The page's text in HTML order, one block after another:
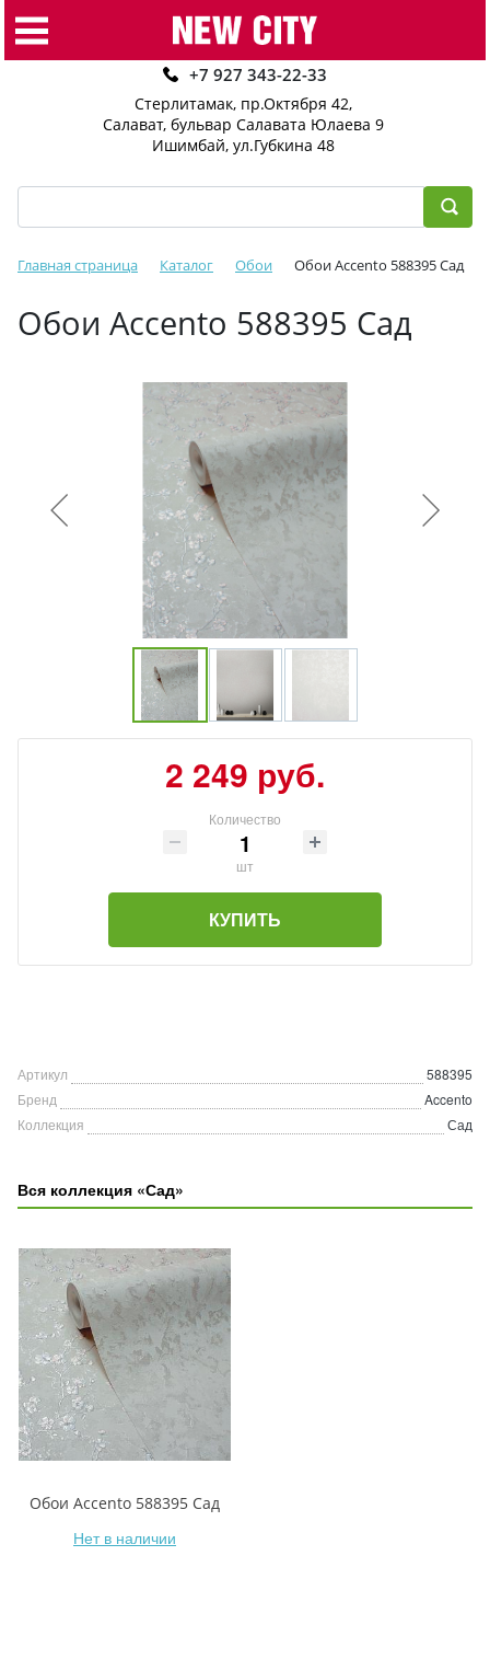
+7 927 343-22-33
Стерлитамак, пр.Октября 42,
Салават, бульвар Салавата Юлаева 9
Ишимбай, ул.Губкина 48
Главная страница Каталог Обои Обои Accento 588395 Сад
Обои Accento 588395 Сад
2 249 руб.
Количество
шт
КУПИТЬ
Артикул
588395
Бренд
Accento
Коллекция
Сад
Вся коллекция «Сад»
Обои Accento 588395 Сад
Нет в наличии